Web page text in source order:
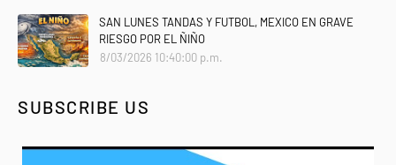
SAN LUNES TANDAS Y FUTBOL, MEXICO EN GRAVE
RIESGO POR EL ÑIÑO
8/03/2026 10:40:00 p.m.
SUBSCRIBE US